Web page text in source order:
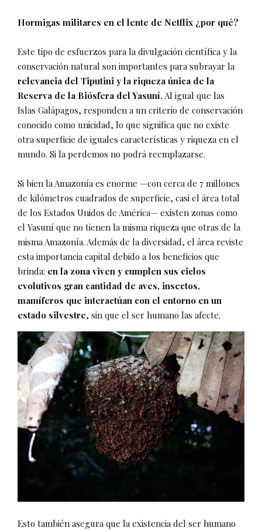
Hormigas militares en el lente de Netflix ¿por qué?
Este tipo de esfuerzos para la divulgación científica y la
conservación natural son importantes para subrayar la
relevancia del Tiputini y la riqueza única de la
Reserva de la Biósfera del Yasuní. Al igual que las
Islas Galápagos, responden a un criterio de conservación
conocido como unicidad, lo que significa que no existe
otra superficie de iguales características y riqueza en el
mundo. Si la perdemos no podrá reemplazarse.
Si bien la Amazonía es enorme —con cerca de 7 millones
de kilómetros cuadrados de superficie, casi el área total
de los Estados Unidos de América— existen zonas como
el Yasuní que no tienen la misma riqueza que otras de la
misma Amazonía. Además de la diversidad, el área reviste
esta importancia capital debido a los beneficios que
brinda: en la zona viven y cumplen sus ciclos
evolutivos gran cantidad de aves, insectos,
mamíferos que interactúan con el entorno en un
estado silvestre, sin que el ser humano las afecte.
Esto también asegura que la existencia del ser humano